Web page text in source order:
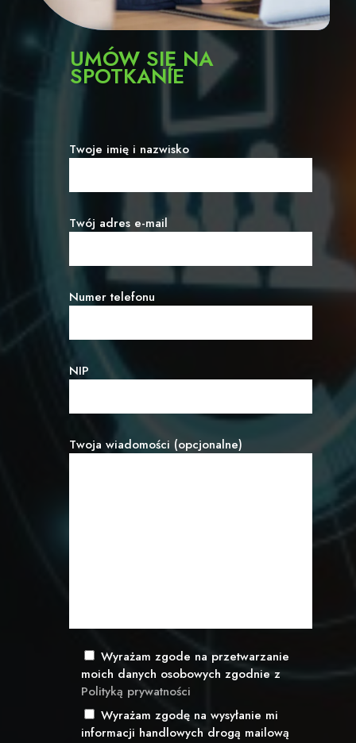
UMÓW SIĘ NA
SPOTKANIE
Twoje imię i nazwisko
Twój adres e-mail
Numer telefonu
NIP
Twoja wiadomości (opcjonalne)
Wyrażam zgode na przetwarzanie
moich danych osobowych zgodnie z
Polityką prywatności
Wyrażam zgodę na wysyłanie mi
informacji handlowych drogą mailową